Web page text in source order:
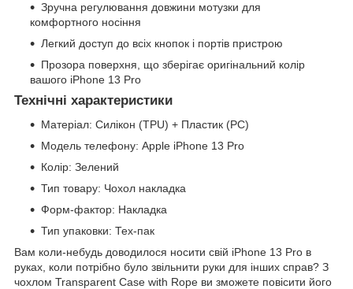
Зручна регулювання довжини мотузки для
комфортного носіння
Легкий доступ до всіх кнопок і портів пристрою
Прозора поверхня, що зберігає оригінальний колір
вашого iPhone 13 Pro
Технічні характеристики
Матеріал: Силікон (TPU) + Пластик (PC)
Модель телефону: Apple iPhone 13 Pro
Колір: Зелений
Тип товару: Чохол накладка
Форм-фактор: Накладка
Тип упаковки: Тех-пак
Вам коли-небудь доводилося носити свій iPhone 13 Pro в
руках, коли потрібно було звільнити руки для інших справ? З
чохлом Transparent Case with Rope ви зможете повісити його